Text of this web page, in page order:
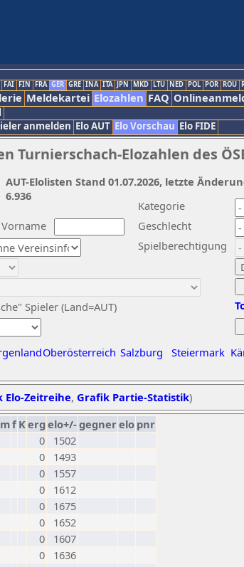
FAI FIN FRA GER GRE INA ITA JPN MKD LTU NED POL POR ROU
Meldekartei Elozahlen FAQ
anmelden Elo AUT Elo Vorschau Elo FIDE
Turnierschach-Elozahlen des
Vorname
Kategorie
Geschlecht
Spieler (Land=AUT)
Spielberechtigung
Oberösterreich Salzburg Steiermark
AUT-Elolisten Stand 01.07.2026, letzte
6.936
Elo-Zeitreihe, Grafik Partie-Statistik)
f Kerg elo+/-gegnerelo pnr
0
1502
0
1493
0
1557
0
1612
0
1675
0
1652
0
1607
0
1636